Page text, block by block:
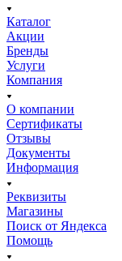
Каталог
Акции
Бренды
Услуги
Компания
О компании
Сертификаты
Отзывы
Документы
Информация
Реквизиты
Магазины
Поиск от Яндекса
Помощь